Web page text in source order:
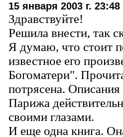
15 января 2003 г. 23:48
Здравствуйте!
Решила внести, так
Я думаю, что стоит
известное его
Богоматери".
потрясена.
Парижа
своими глазами.
И еще одна книга.